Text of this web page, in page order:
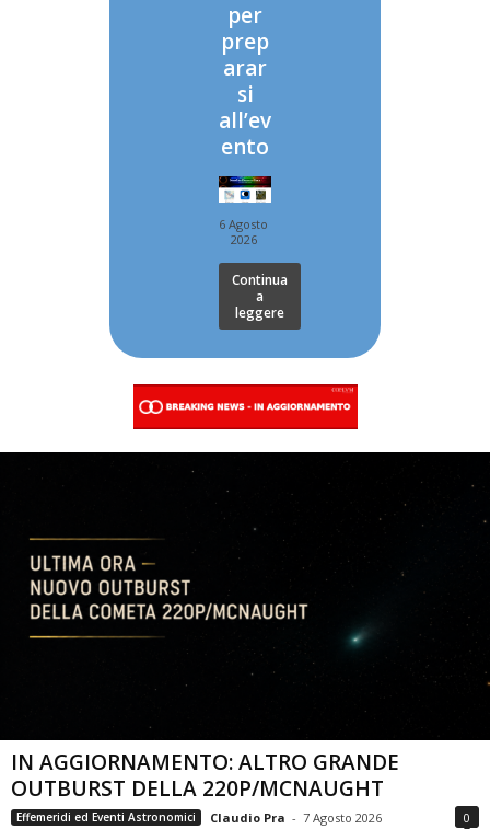
per
prep
arar
si
all’ev
ento
6 Agosto
2026
Continua
a
leggere
IN AGGIORNAMENTO: ALTRO GRANDE
OUTBURST DELLA 220P/MCNAUGHT
Effemeridi ed Eventi Astronomici Claudio Pra - 7 Agosto 2026 0